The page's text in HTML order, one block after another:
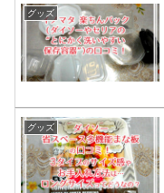
グッズ
グッズ